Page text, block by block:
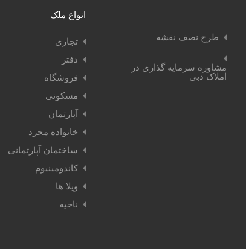
طرح نصف نقشه
مشاوره سرمایه گذاری در
املاک دبی
انواع ملک
تجاری
دفتر
فروشگاه
مسکونی
آپارتمان
خانواده مجرد
ساختمان آپارتمانی
کاندومینیوم
ویلا ها
ناحیه